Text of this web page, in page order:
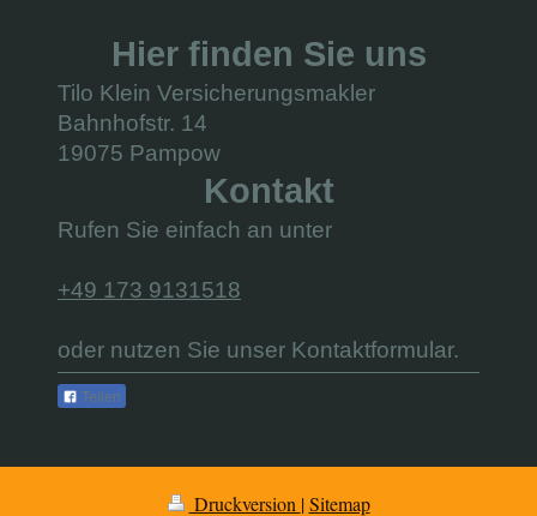
Hier finden Sie uns
Tilo Klein Versicherungsmakler
Bahnhofstr. 14
19075 Pampow
Kontakt
Rufen Sie einfach an unter
+49 173 9131518
oder nutzen Sie unser Kontaktformular.
Teilen
Druckversion | Sitemap